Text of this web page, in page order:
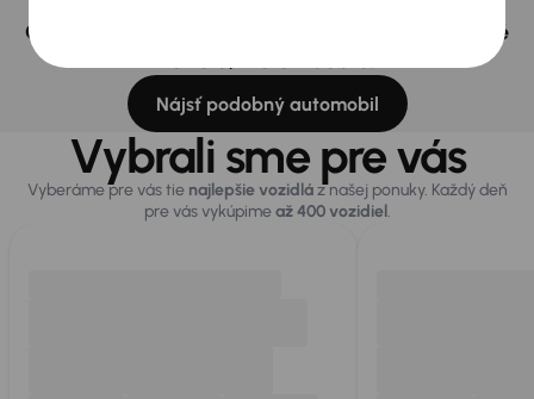
Českej republike a v Polsku môžeme mať podobné
Nájsť podobný automobil
Vybrali sme pre vás
Vyberáme pre vás tie najlepšie vozidláz našej ponuky. Každý deň
pre vás vykúpimeaž 400 vozidiel.